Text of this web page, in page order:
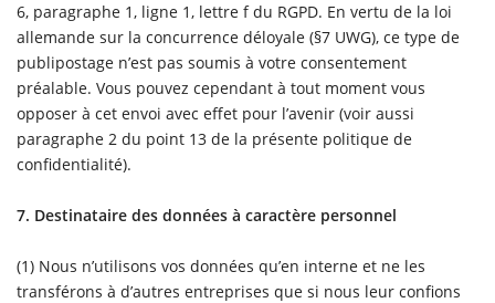
6, paragraphe 1, ligne 1, lettre f du RGPD. En vertu de la loi
allemande sur la concurrence déloyale (§7 UWG), ce type de
publipostage n’est pas soumis à votre consentement
préalable. Vous pouvez cependant à tout moment vous
opposer à cet envoi avec effet pour l’avenir (voir aussi
paragraphe 2 du point 13 de la présente politique de
confidentialité).
7. Destinataire des données à caractère personnel
(1) Nous n’utilisons vos données qu’en interne et ne les
transférons à d’autres entreprises que si nous leur confions